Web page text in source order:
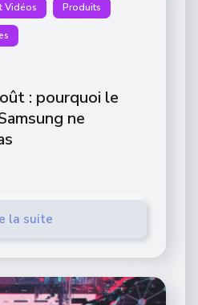
Vidéos Produits
: pourquoi le
ne
la suite